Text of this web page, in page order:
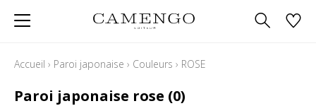
Accueil › Paroi japonaise › Couleurs › ROSE
Paroi japonaise rose (0)